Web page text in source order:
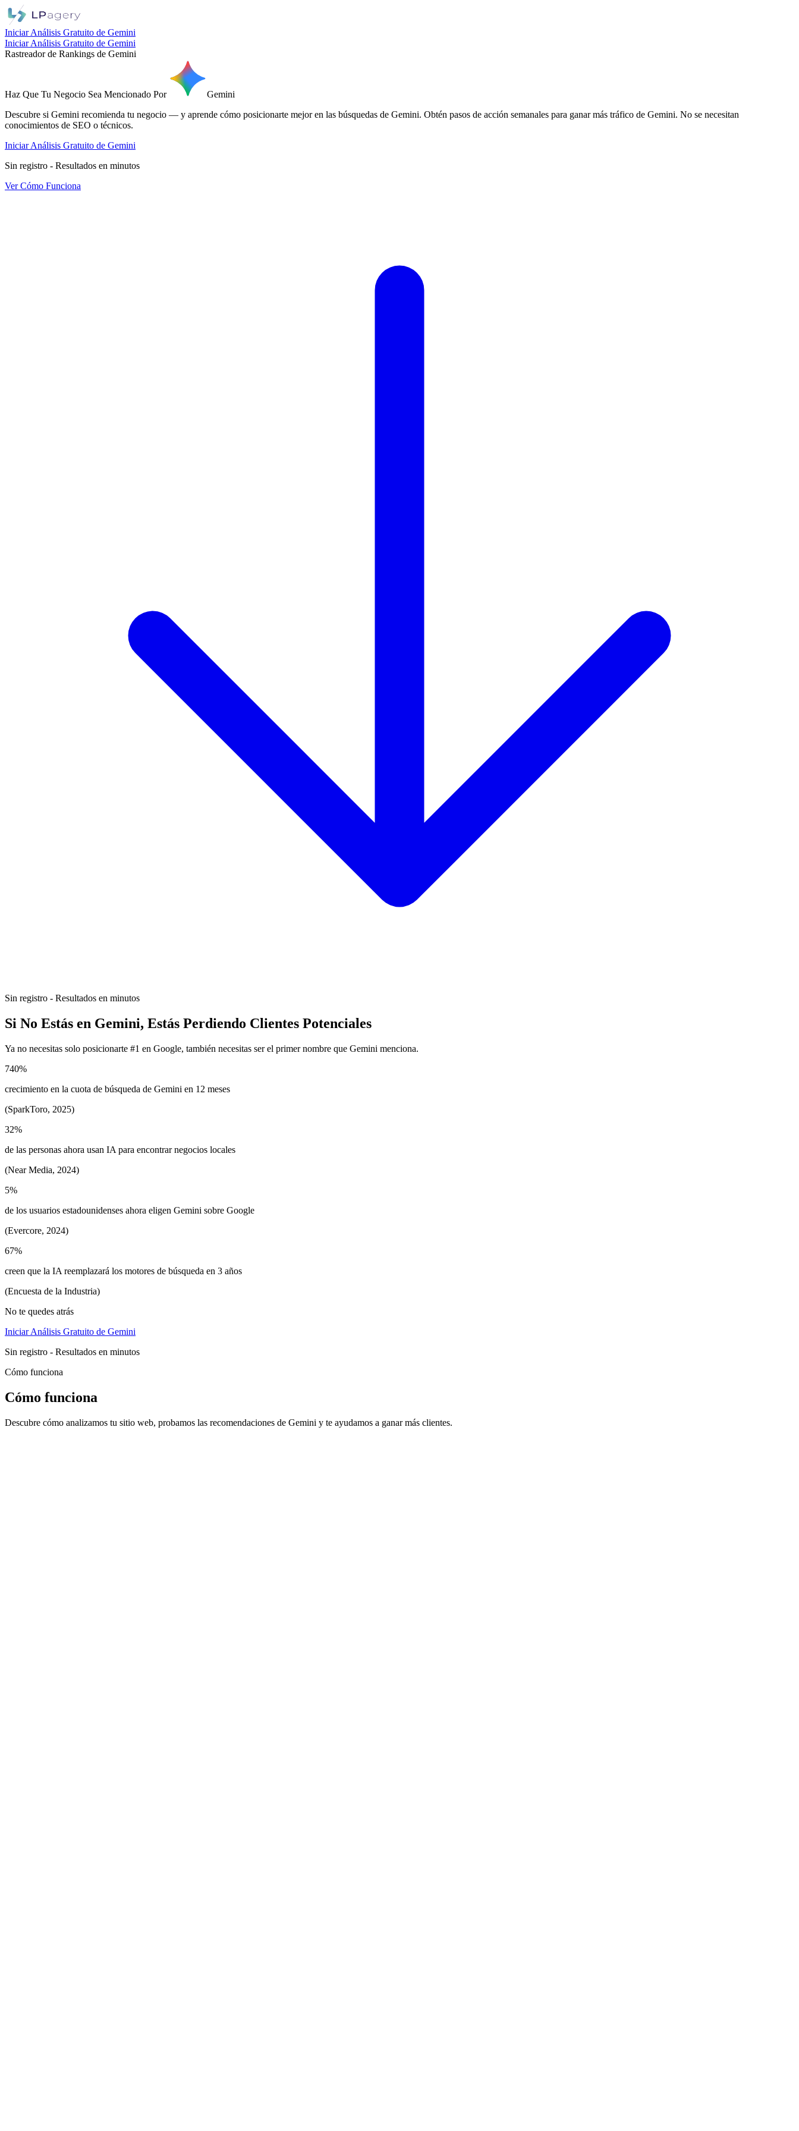
Iniciar Análisis Gratuito de Gemini
Iniciar Análisis Gratuito de Gemini
Rastreador de Rankings de Gemini
Haz Que Tu Negocio Sea Mencionado Por
Gemini
Descubre si Gemini recomienda tu negocio — y aprende cómo posicionarte mejor en las búsquedas de Gemini. Obtén pasos de acción semanales para ganar más tráfico de Gemini. No se necesitan
conocimientos de SEO o técnicos.
Iniciar Análisis Gratuito de Gemini
Sin registro - Resultados en minutos
Ver Cómo Funciona
Sin registro - Resultados en minutos
Si No Estás en Gemini, Estás Perdiendo Clientes Potenciales
Ya no necesitas solo posicionarte #1 en Google, también necesitas ser el primer nombre que Gemini menciona.
740%
crecimiento en la cuota de búsqueda de Gemini en 12 meses
(SparkToro, 2025)
32%
de las personas ahora usan IA para encontrar negocios locales
(Near Media, 2024)
5%
de los usuarios estadounidenses ahora eligen Gemini sobre Google
(Evercore, 2024)
67%
creen que la IA reemplazará los motores de búsqueda en 3 años
(Encuesta de la Industria)
No te quedes atrás
Iniciar Análisis Gratuito de Gemini
Sin registro - Resultados en minutos
Cómo funciona
Cómo funciona
Descubre cómo analizamos tu sitio web, probamos las recomendaciones de Gemini y te ayudamos a ganar más clientes.